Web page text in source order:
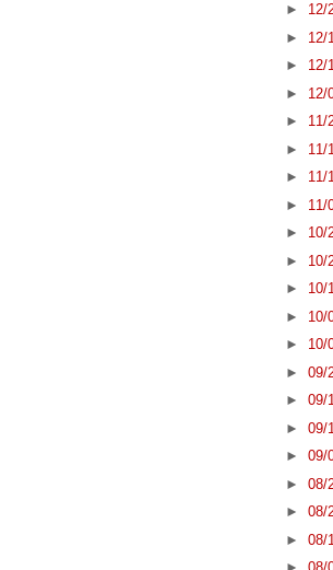
► 12/
► 12/
► 12/
► 12/
► 11/
► 11/
► 11/
► 11/
► 10/
► 10/
► 10/
► 10/
► 10/
► 09/
► 09/
► 09/
► 09/
► 08/
► 08/
► 08/